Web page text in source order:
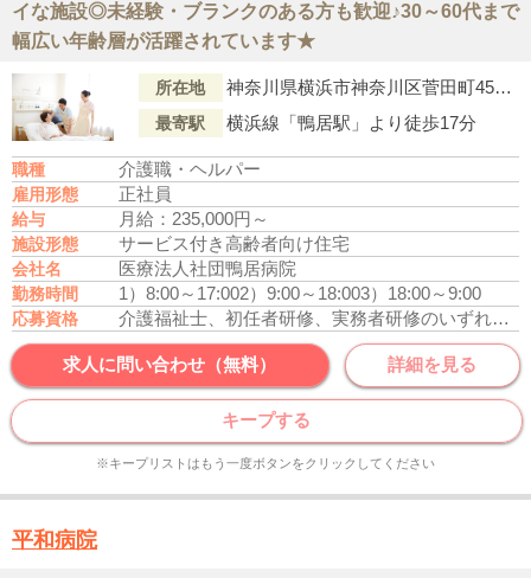
イな施設◎未経験・ブランクのある方も歓迎♪30～60代まで
幅広い年齢層が活躍されています★
所在地 神奈川県横浜市神奈川区菅田町452-1 和み邸・横浜
最寄駅 横浜線「鴨居駅」より徒歩17分
職種 介護職・ヘルパー
雇用形態 正社員
給与 月給：235,000円～
施設形態 サービス付き高齢者向け住宅
会社名 医療法人社団鴨居病院
勤務時間 1）8:00～17:002）9:00～18:003）18:00～9:00
応募資格 介護福祉士、初任者研修、実務者研修のいずれかの資格をお持ちの方
求人に問い合わせ（無料） 詳細を見る
キープする
※キープリストはもう一度ボタンをクリックしてください
平和病院